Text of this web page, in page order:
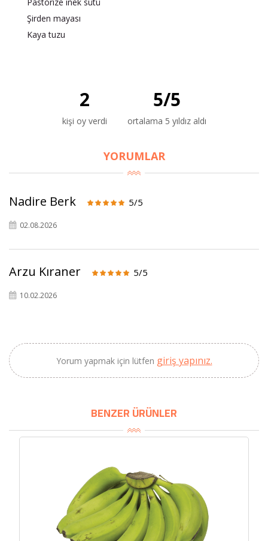
Şirden mayası
Kaya tuzu
2
kişi oy verdi
5/5
ortalama 5 yıldız aldı
YORUMLAR
Nadire Berk 5/5
02.08.2026
Arzu Kıraner 5/5
10.02.2026
Yorum yapmak için lütfen giriş yapınız.
BENZER ÜRÜNLER
2690,00 TL
2071,30 TL
Kaan Olgun Hasat
Zeytinyağı (5lt, Soğuk
SEPETE EKLE